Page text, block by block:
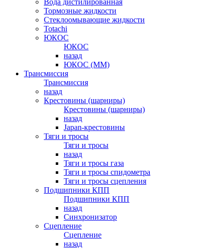
Вода дистилированная
Тормозные жидкости
Стеклоомывающие жидкости
Totachi
ЮКОС
ЮКОС
назад
ЮКОС (ММ)
Трансмиссия
Трансмиссия
назад
Крестовины (шарниры)
Крестовины (шарниры)
назад
Japan-крестовины
Тяги и тросы
Тяги и тросы
назад
Тяги и тросы газа
Тяги и тросы спидометра
Тяги и тросы сцепления
Подшипники КПП
Подшипники КПП
назад
Синхронизатор
Сцепление
Сцепление
назад